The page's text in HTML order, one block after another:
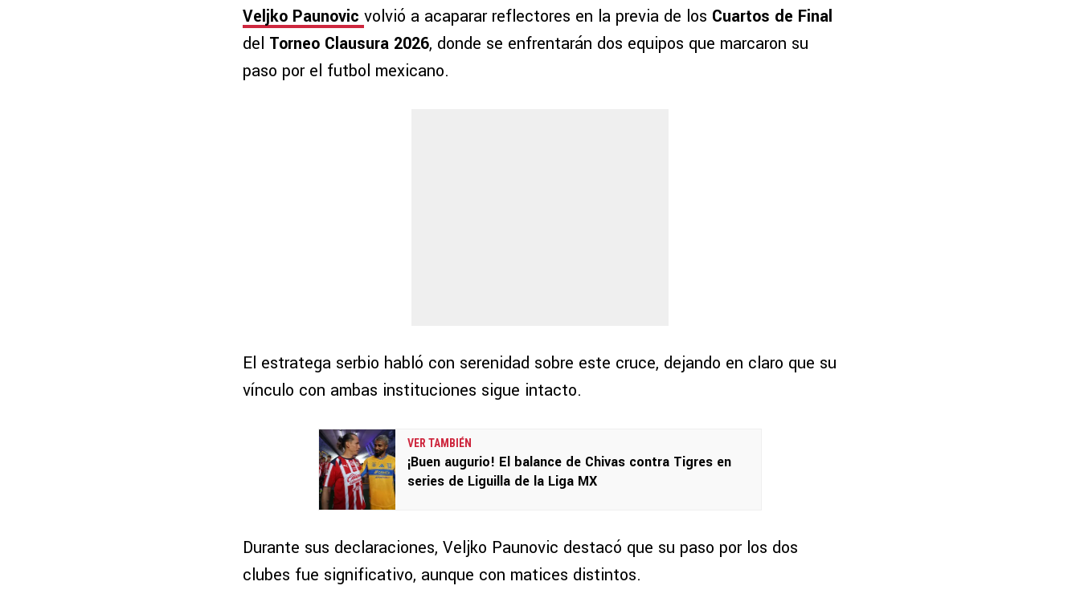
Veljko Paunovic volvió a acaparar reflectores en la previa de los Cuartos de Final
del Torneo Clausura 2026, donde se enfrentarán dos equipos que marcaron su
paso por el futbol mexicano.
El estratega serbio habló con serenidad sobre este cruce, dejando en claro que su
vínculo con ambas instituciones sigue intacto.
VER TAMBIÉN
¡Buen augurio! El balance de Chivas contra Tigres en
series de Liguilla de la Liga MX
Durante sus declaraciones, Veljko Paunovic destacó que su paso por los dos
clubes fue significativo, aunque con matices distintos.